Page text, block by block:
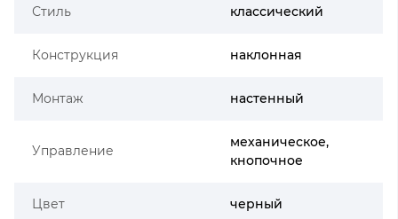
Стиль классический
Конструкция наклонная
Монтаж настенный
Управление
механическое,
кнопочное
Цвет черный